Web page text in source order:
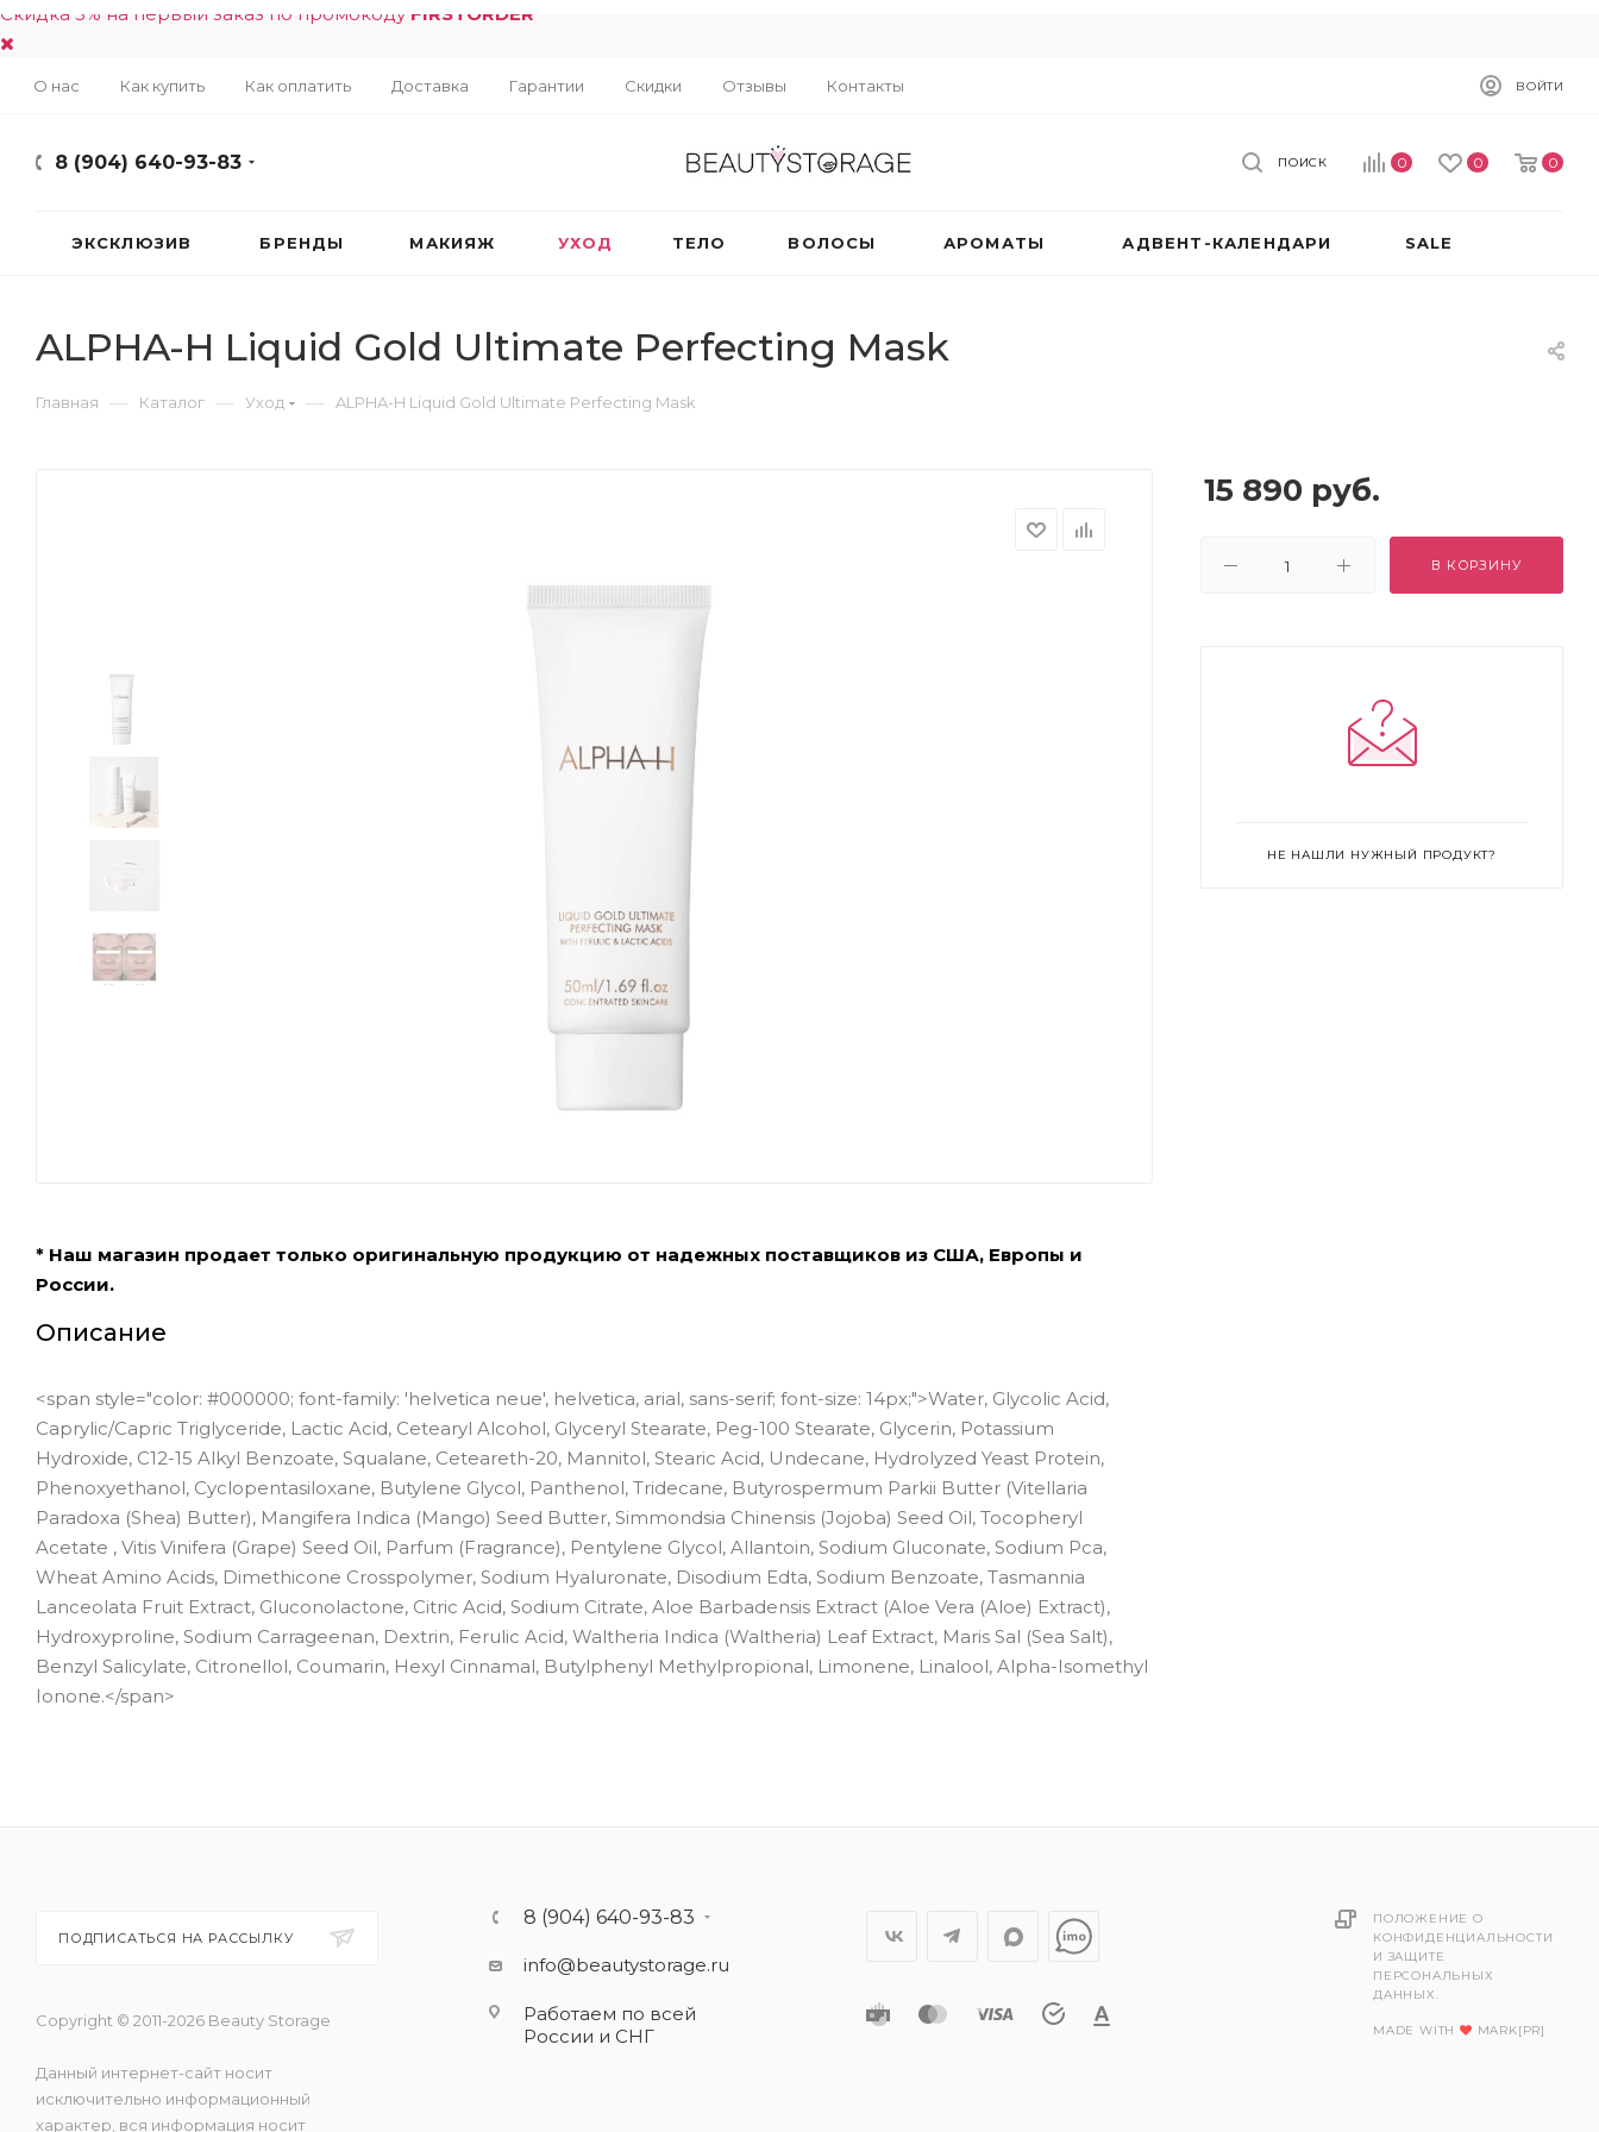
Скидка 5% на первый заказ по промокоду FIRSTORDER
О нас Как купить Как оплатить Доставка Гарантии Скидки Отзывы Контакты ВОЙТИ
8 (904) 640-93-83 0 0 0
ПОИСК
ЭКСКЛЮЗИВ БРЕНДЫ МАКИЯЖ УХОД ТЕЛО ВОЛОСЫ АРОМАТЫ АДВЕНТ-КАЛЕНДАРИ SALE
ALPHA-H Liquid Gold Ultimate Perfecting Mask
Главная — Каталог — Уход — ALPHA-H Liquid Gold Ultimate Perfecting Mask
* Наш магазин продает только оригинальную продукцию от надежных поставщиков из США, Европы и
России.
Описание
<span style="color: #000000; font-family: 'helvetica neue', helvetica, arial, sans-serif; font-size: 14px;">Water, Glycolic Acid,
Caprylic/Capric Triglyceride, Lactic Acid, Cetearyl Alcohol, Glyceryl Stearate, Peg-100 Stearate, Glycerin, Potassium
Hydroxide, C12-15 Alkyl Benzoate, Squalane, Ceteareth-20, Mannitol, Stearic Acid, Undecane, Hydrolyzed Yeast Protein,
Phenoxyethanol, Cyclopentasiloxane, Butylene Glycol, Panthenol, Tridecane, Butyrospermum Parkii Butter (Vitellaria
Paradoxa (Shea) Butter), Mangifera Indica (Mango) Seed Butter, Simmondsia Chinensis (Jojoba) Seed Oil, Tocopheryl
Acetate , Vitis Vinifera (Grape) Seed Oil, Parfum (Fragrance), Pentylene Glycol, Allantoin, Sodium Gluconate, Sodium Pca,
Wheat Amino Acids, Dimethicone Crosspolymer, Sodium Hyaluronate, Disodium Edta, Sodium Benzoate, Tasmannia
Lanceolata Fruit Extract, Gluconolactone, Citric Acid, Sodium Citrate, Aloe Barbadensis Extract (Aloe Vera (Aloe) Extract),
Hydroxyproline, Sodium Carrageenan, Dextrin, Ferulic Acid, Waltheria Indica (Waltheria) Leaf Extract, Maris Sal (Sea Salt),
Benzyl Salicylate, Citronellol, Coumarin, Hexyl Cinnamal, Butylphenyl Methylpropional, Limonene, Linalool, Alpha-Isomethyl
Ionone.</span>
15 890 руб.
В КОРЗИНУ
НЕ НАШЛИ НУЖНЫЙ ПРОДУКТ?
ПОДПИСАТЬСЯ НА РАССЫЛКУ
Copyright © 2011-2026 Beauty Storage
Данный интернет-сайт носит
исключительно информационный
характер, вся информация носит
8 (904) 640-93-83
info@beautystorage.ru
Работаем по всей
России и СНГ
ПОЛОЖЕНИЕ О
КОНФИДЕНЦИАЛЬНОСТИ
И ЗАЩИТЕ
ПЕРСОНАЛЬНЫХ
ДАННЫХ.
MADE WITH MARK[PR]